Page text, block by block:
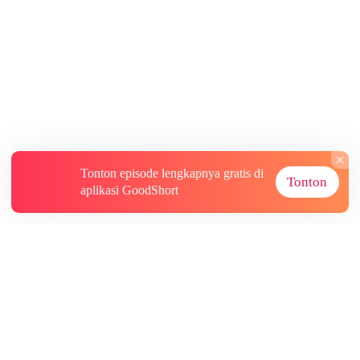
Tonton episode lengkapnya gratis di
aplikasi GoodShort
Tonton